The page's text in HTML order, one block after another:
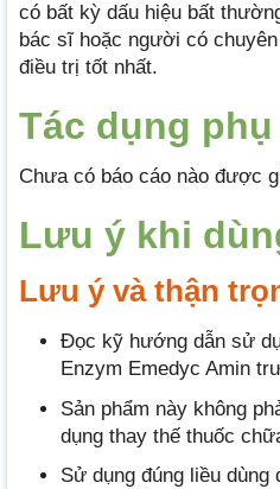
có bất kỳ dấu hiệu bất
bác sĩ hoặc người có
điều trị tốt nhất.
Tác dụng phụ
Chưa có báo cáo nào được
Lưu ý khi
Lưu ý và thận
Đọc kỹ hướng dẫn sử
Enzym Emedyc Amin
Sản phẩm này không
dụng thay thế thuốc
Sử dụng đúng liều